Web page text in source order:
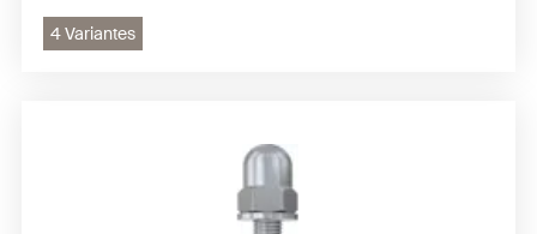
4 Variantes